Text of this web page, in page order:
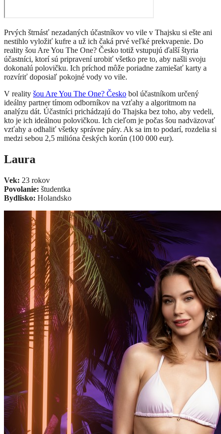
Prvých štrnásť nezadaných účastníkov vo vile v Thajsku si ešte ani
nestihlo vyložiť kufre a už ich čaká prvé veľké prekvapenie. Do
reality šou Are You The One? Česko totiž vstupujú ďalší štyria
účastníci, ktorí sú pripravení urobiť všetko pre to, aby našli svoju
dokonalú polovičku. Ich príchod môže poriadne zamiešať karty a
rozvíriť doposiaľ pokojné vody vo vile.
V reality šou Are You The One? Česko bol účastníkom určený
ideálny partner tímom odborníkov na vzťahy a algoritmom na
analýzu dát. Účastníci prichádzajú do Thajska bez toho, aby vedeli,
kto je ich ideálnou polovičkou. Ich cieľom je počas šou nadväzovať
vzťahy a odhaliť všetky správne páry. Ak sa im to podarí, rozdelia si
medzi sebou 2,5 milióna českých korún (100 000 eur).
Laura
Vek: 23 rokov
Povolanie: študentka
Bydlisko: Holandsko